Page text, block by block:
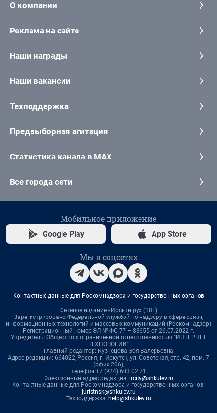
О компании
Реклама на сайте
Наши награды
Наши вакансии
Техподдержка
Предвыборная агитация
Статистика канала в MAX
Все города сети
Мобильное приложение
Google Play App Store
Мы в соцсетях
Контактные данные для Роскомнадзора и государственных органов
Сетевое издание «Ирсити.ру» (18+)
Зарегистрировано Федеральной службой по надзору в сфере связи,
информационных технологий и массовых коммуникаций (Роскомнадзор)
Регистрационный номер ЭЛ № ФС 77 – 83655 от 26.07.2022 г.
Учредитель: Общество с ограниченной ответственностью "ИНТЕРНЕТ
ТЕХНОЛОГИИ"
Главный редактор: Кузнецова Зоя Валерьевна
Адрес редакции: 664022, Россия, г. Иркутск, ул. Советская, стр. 42, пом. 7
(офис 206),
телефон +7 (924) 603 02 71
Электронный адрес редакции: ircity@shkulev.ru
Контактные данные для Роскомнадзора и государственных органов:
juristnsk@shkulev.ru
Техподдержка: help@shkulev.ru